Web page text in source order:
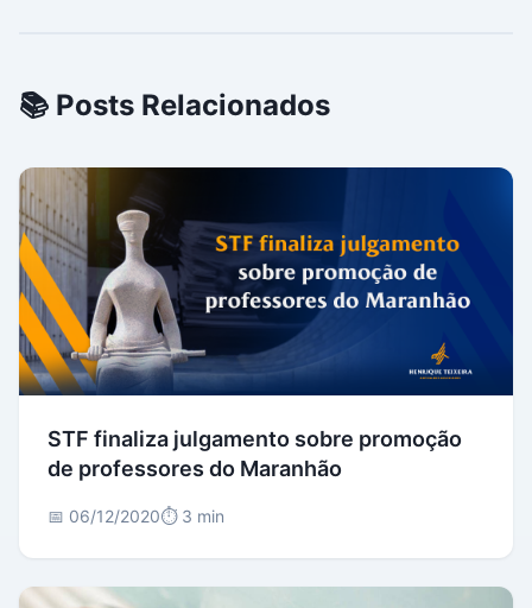
📚 Posts Relacionados
STF finaliza julgamento sobre promoção
de professores do Maranhão
📅 06/12/2020⏱️ 3 min